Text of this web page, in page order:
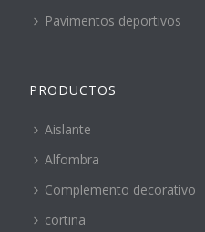
Pavimentos deportivos
PRODUCTOS
Aislante
Alfombra
Complemento decorativo
cortina